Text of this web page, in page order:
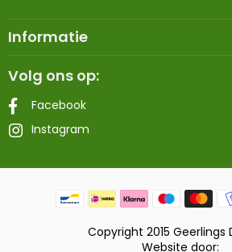
Informatie
Volg ons op:
Facebook
Instagram
Copyright 2015 Geerlings
Website door: